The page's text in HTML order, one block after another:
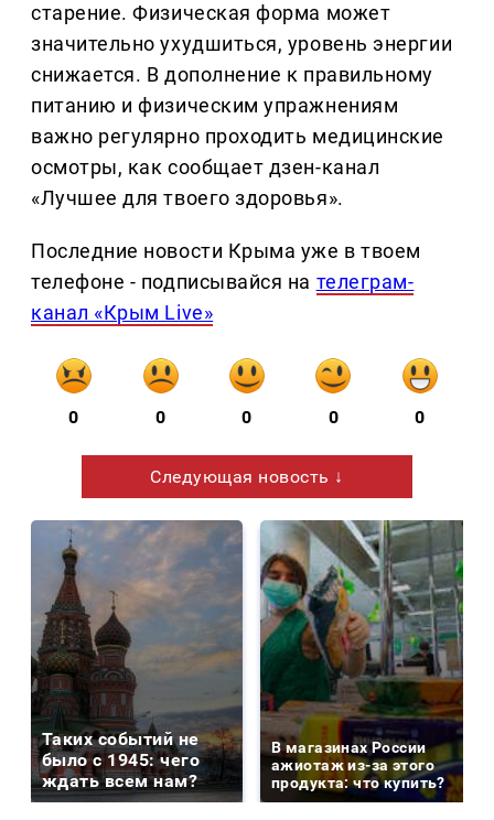
старение. Физическая форма может
значительно ухудшиться, уровень энергии
снижается. В дополнение к правильному
питанию и физическим упражнениям
важно регулярно проходить медицинские
осмотры, как сообщает дзен-канал
«Лучшее для твоего здоровья».
Последние новости Крыма уже в твоем
телефоне - подписывайся на телеграм-
канал «Крым Live»
0 0 0 0 0
Следующая новость ↓
Таких событий не
было с 1945: чего
ждать всем нам?
В магазинах России
ажиотаж из-за этого
продукта: что купить?